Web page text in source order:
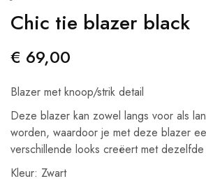
Chic tie blazer black
€ 69,00
Blazer met knoop/strik detail
Deze blazer kan zowel langs voor als
worden, waardoor je met deze blazer
verschillende looks creëert met
Kleur: Zwart